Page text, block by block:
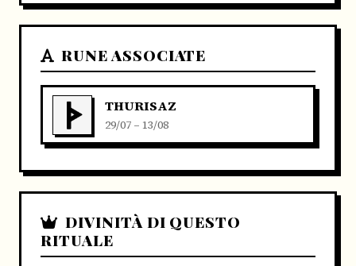
RUNE ASSOCIATE
THURISAZ
29/07 – 13/08
DIVINITÀ DI QUESTO
RITUALE